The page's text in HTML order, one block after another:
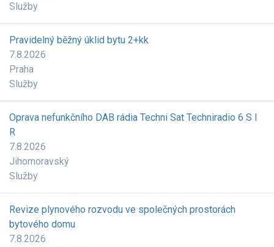
Služby
Pravidelný běžný úklid bytu 2+kk
7.8.2026
Praha
Služby
Oprava nefunkčního DAB rádia Techni Sat Techniradio 6 S I
R
7.8.2026
Jihomoravský
Služby
Revize plynového rozvodu ve společných prostorách
bytového domu
7.8.2026